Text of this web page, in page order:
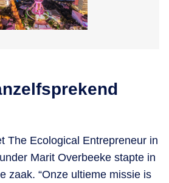
The Ecological Entrepreneur in
Marit Overbeeke stapte in
zaak. “Onze ultieme missie is